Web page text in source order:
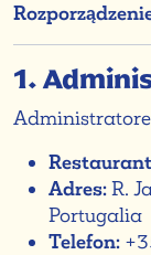
1.
Adres:R.
Portugalia
Telefon: